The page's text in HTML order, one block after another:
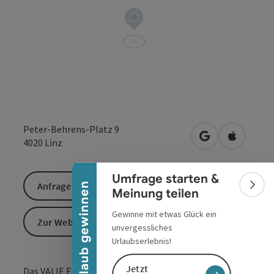
Urlaub gewinnen
Banner einklappen
Umfrage starten &
Meinung teilen
Gewinne mit etwas Glück ein
unvergessliches
Urlaubserlebnis!
Jetzt
Peter-Behrens-Platz 9
4020 Linz in Googlein Apple
Das VALIE EXPORT Center Linz erschließt, erforscht
Anfrage senden
Zur Website